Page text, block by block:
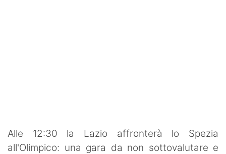
Contatti
Alle 12:30 la Lazio affronterà lo Spezia
all'Olimpico: una gara da non sottovalutare e